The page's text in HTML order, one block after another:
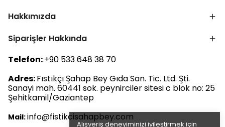
Alışveriş deneyiminizi iyileştirmek için
Hakkımızda
Siparişler Hakkında
Telefon:+90 533 648 38 70
Adres:Fıstıkçı Şahap Bey Gıda San. Tic. Ltd. Şti.
Sanayi mah. 60441 sok. peynirciler sitesi c blok no: 25
Şehitkamil/Gaziantep
Mail:info@fistikcisahapbey.com